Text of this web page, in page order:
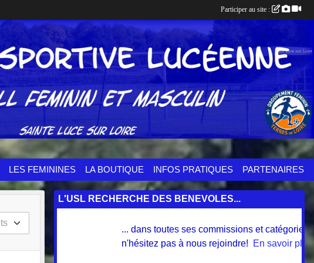
LES FEMININES LA BOUTIQUE INFOS PRATIQUES PARTENAIRES
L'USL RECHERCHE DES BENEVOLES...
... dans toutes ses commissions et catégories.
n'hésitez pas à nous rejoindre! En savoir plus
Participer au site :